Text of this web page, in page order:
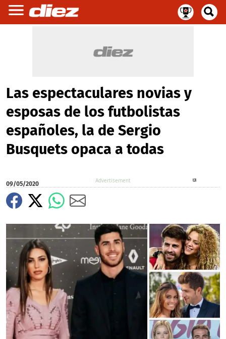
Las espectaculares novias y
esposas de los futbolistas
españoles, la de Sergio
Busquets opaca a todas
09/05/2020
X